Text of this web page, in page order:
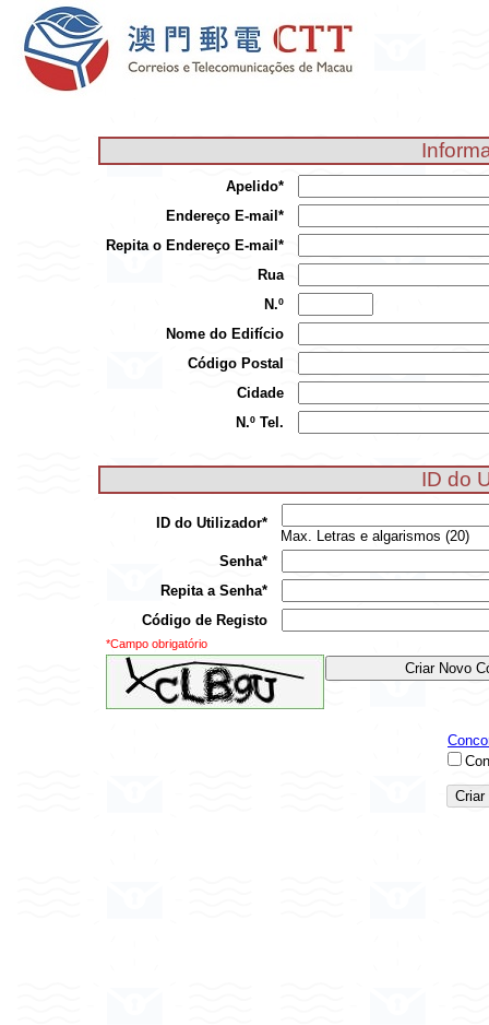
Apelido*
Endereço E-mail*
Repita o Endereço E-mail*
Rua
N.º
Nome do Edifício
Código Postal
Cidade
N.º Tel.
ID do
ID do Utilizador*
Max. Letras e algarismos (20)
Senha*
Repita a Senha*
Código de Registo
*Campo obrigatório